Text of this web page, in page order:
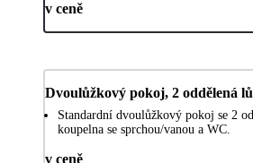
v ceně
Dvoulůžkový pokoj, 2 oddělená
Standardní dvoulůžkový pokoj se 2
koupelna se sprchou/vanou a WC.
v ceně